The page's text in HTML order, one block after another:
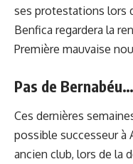
ses protestations lors
Benfica regardera la
Première mauvaise
Pas de
Ces dernières
possible successeur à
ancien club, lors de la